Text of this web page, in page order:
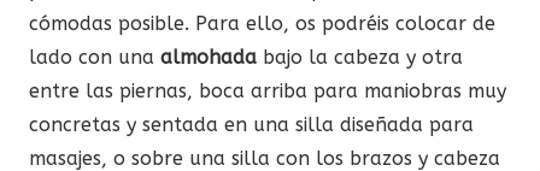
cómodas posible. Para ello, os podréis colocar de
lado con una almohada bajo la cabeza y otra
entre las piernas, boca arriba para maniobras muy
concretas y sentada en una silla diseñada para
masajes, o sobre una silla con los brazos y cabeza